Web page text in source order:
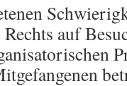
auf